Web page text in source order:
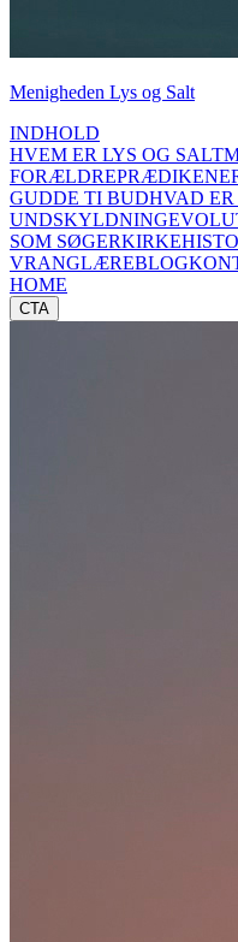
Menigheden Lys og Salt
INDHOLD
HVEM ER LYS OG SALT
FORÆLDRE
GUDDE TI BUDHVAD
UNDSKYLDNING
SOM SØGER
VRANGLÆREBLOG
HOME
CTA